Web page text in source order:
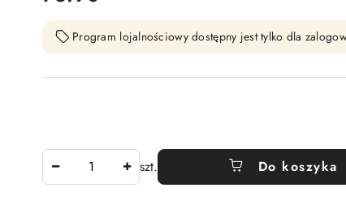
Program lojalnościowy dostępny jest tylko dla
szt. Do koszyka